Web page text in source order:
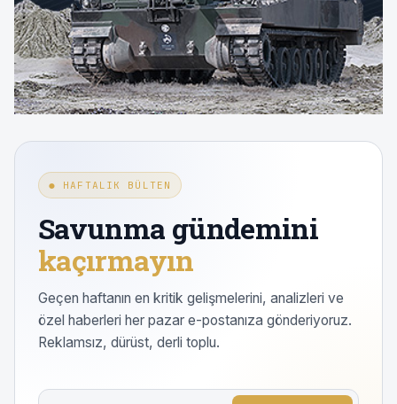
● HAFTALIK BÜLTEN
Savunma gündemini
kaçırmayın
Geçen haftanın en kritik gelişmelerini, analizleri ve
özel haberleri her pazar e-postanıza gönderiyoruz.
Reklamsız, dürüst, derli toplu.